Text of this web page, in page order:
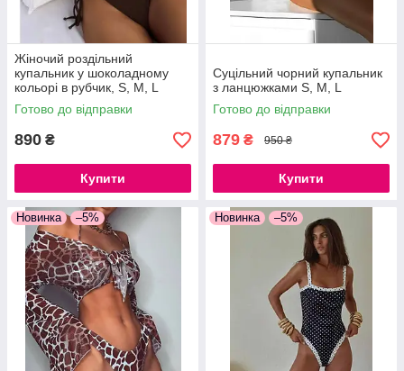
Жіночий роздільний
купальник у шоколадному
кольорі в рубчик, S, M, L
Готово до відправки
890 ₴
Купити
Суцільний чорний купальник
з ланцюжками S, M, L
Готово до відправки
879 ₴ 950 ₴
Купити
Новинка –5% Новинка –5%